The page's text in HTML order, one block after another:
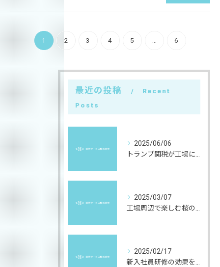
1 2 3 4 5 6
最近の投稿
Recent
Posts
2025/06/06
2025/03/07
2025/02/17